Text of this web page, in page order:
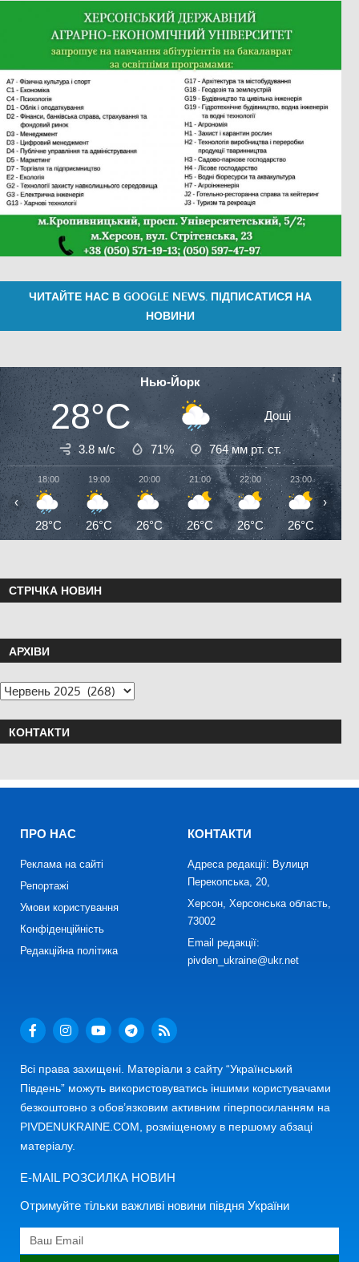
ЧИТАЙТЕ НАС В GOOGLE NEWS. ПІДПИСАТИСЯ НА
НОВИНИ
Нью-Йорк
28°C Дощі
3.8 м/с 71% 764мм рт. ст.
18:00
28°C
19:00
26°C
20:00
26°C
21:00
26°C
22:00
26°C
23:00
26°C
‹ ›
СТРІЧКА НОВИН
АРХІВИ
КОНТАКТИ
ПРО НАС
Реклама на сайті
Репортажі
Умови користування
Конфіденційність
Редакційна політика
КОНТАКТИ
Адреса редакції: Вулиця
Перекопська, 20,
Херсон, Херсонська область,
73002
Email редакції:
pivden_ukraine@ukr.net
Всі права захищені. Матеріали з сайту “Український
Південь” можуть використовуватись іншими користувачами
безкоштовно з обов’язковим активним гіперпосиланням на
PIVDENUKRAINE.COM, розміщеному в першому абзаці
матеріалу.
E-MAIL РОЗСИЛКА НОВИН
Отримуйте тільки важливі новини півдня України